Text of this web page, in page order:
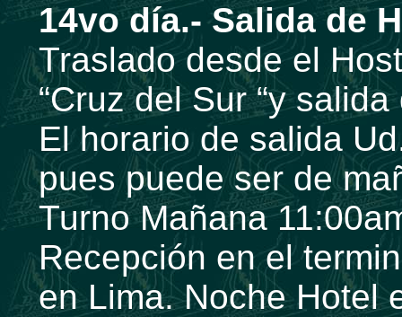
14vo día.- Salida de
Traslado desde el
“Cruz del Sur “y
El horario de salida
pues puede ser de
Turno Mañana
Recepción en el
en Lima. Noche Hotel